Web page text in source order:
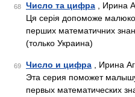
68 Число та цифра , Ирина
Ця серія допоможе
перших математичних
(только Украина)
69 Число и цифра , Ирина
Эта серия поможет
первых математических